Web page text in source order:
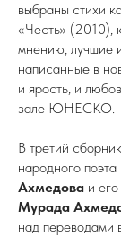
выбраны стихи
«Честь» (2010),
мнению, лучшие
написанные в
и ярость, и
зале ЮНЕСКО.
В третий
народного
Ахмедова и
Мурада
над переводами